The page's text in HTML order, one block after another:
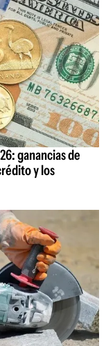
ganancias de
y los